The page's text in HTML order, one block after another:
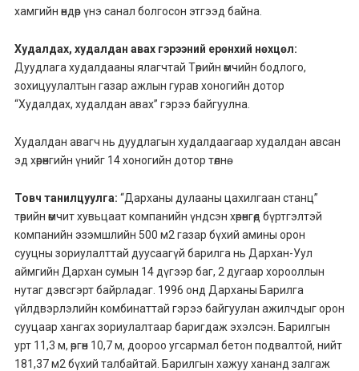
хамгийн өндөр үнэ санал болгосон этгээд байна.
Худалдах, худалдан авах гэрээний ерөнхий нөхцөл:
Дуудлага худалдааны ялагчтай Төрийн өмчийн бодлого,
зохицуулалтын газар ажлын гурав хоногийн дотор
“Худалдах, худалдан авах” гэрээ байгуулна.
Худалдан авагч нь дуудлагын худалдаагаар худалдан авсан
эд хөрөнгийн үнийг 14 хоногийн дотор төлнө.
Товч танилцуулга: “Дарханы дулааны цахилгаан станц”
төрийн өмчит хувьцаат компанийн үндсэн хөрөнгөд бүртгэлтэй
компанийн эзэмшлийн 500 м2 газар бүхий амины орон
сууцны зориулалттай дуусаагүй барилга нь Дархан-Уул
аймгийн Дархан сумын 14 дүгээр баг, 2 дугаар хорооллын
нутаг дэвсгэрт байрладаг. 1996 онд Дарханы Барилга
үйлдвэрлэлийн комбинаттай гэрээ байгуулан ажилчдыг орон
сууцаар хангах зориулалтаар баригдаж эхэлсэн. Барилгын
урт 11,3 м, өргөн 10,7 м, доороо угсармал бетон подвалтой, нийт
181,37 м2 бүхий талбайтай. Барилгын хажуу хананд залгаж